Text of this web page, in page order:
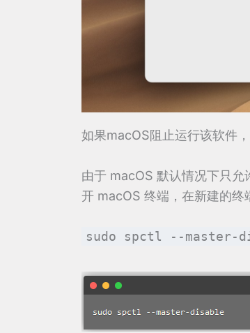
如果macOS阻止运行该软件
由于 macOS 默认情况下只
开 macOS 终端，在新建的终
sudo spctl --master-